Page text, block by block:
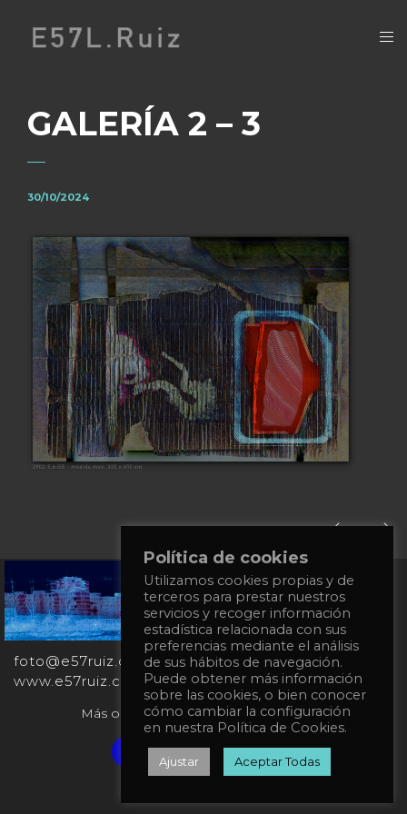
GALERÍA 2 – 3
30/10/2024
+34
651
862
863
foto@e57ruiz.com
www.e57ruiz.com
Más obras en la galería virtual Singulart:
Verified artist on Singulart
Política de cookies
Utilizamos cookies propias y de
terceros para prestar nuestros
servicios y recoger información
estadística relacionada con sus
preferencias mediante el análisis
de sus hábitos de navegación.
Puede obtener más información
sobre las cookies, o bien conocer
cómo cambiar la configuración
en nuestra Política de Cookies.
Ajustar Aceptar Todas